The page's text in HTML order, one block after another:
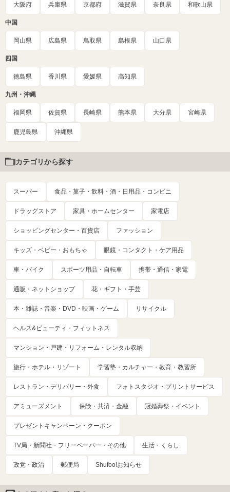
大阪府 兵庫県 京都府 滋賀県 奈良県 和歌山県
中国
岡山県 広島県 鳥取県 島根県 山口県
四国
徳島県 香川県 愛媛県 高知県
九州・沖縄
福岡県 佐賀県 長崎県 熊本県 大分県 宮崎県
鹿児島県 沖縄県
カテゴリから探す
スーパー 食品・菓子・飲料・酒・日用品・コンビニ
ドラッグストア 家具・ホームセンター 家電店
ショッピングセンター・百貨店 ファッション
キッズ・ベビー・おもちゃ 眼鏡・コンタクト・ケア用品
車・バイク スポーツ用品・自転車 携帯・通信・家電
通販・ネットショップ 花・ギフト・手芸
本・雑誌・音楽・DVD・映画・ゲーム リサイクル
ヘルス&ビューティ・フィットネス
マンション・戸建・リフォーム・レンタル収納
旅行・ホテル・リゾート 学習塾・カルチャー・教育・教習所
レストラン・デリバリー・外食 フォトスタジオ・プリントサービス
アミューズメント 保険・共済・金融 冠婚葬祭・イベント
プレゼントキャンペーン・クーポン
TV局・新聞社・フリーペーパー・その他 生活・くらし
政党・政治 郵便局 Shufoo!お知らせ